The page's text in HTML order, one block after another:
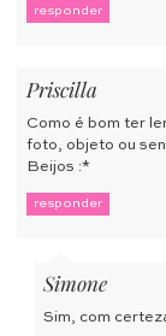
responder
Priscilla
Como é bom ter
foto, objeto ou
Beijos :*
responder
Simone
Sim, com